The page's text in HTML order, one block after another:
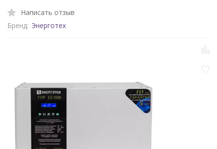
Написать отзыв
Бренд: Энерготех